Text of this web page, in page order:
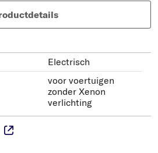
Electrisch
voor voertuigen
zonder Xenon
verlichting